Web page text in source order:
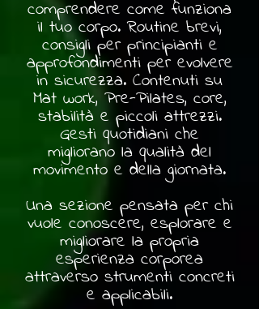
comprendere come funziona
il tuo corpo. Routine brevi,
consigli per principianti e
approfondimenti per evolvere
in sicurezza. Contenuti su
Mat work, Pre-Pilates, core,
stabilità e piccoli attrezzi.
Gesti quotidiani che
migliorano la qualità del
movimento e della giornata.
Una sezione pensata per chi
vuole conoscere, esplorare e
migliorare la propria
esperienza corporea
attraverso strumenti concreti
e applicabili.